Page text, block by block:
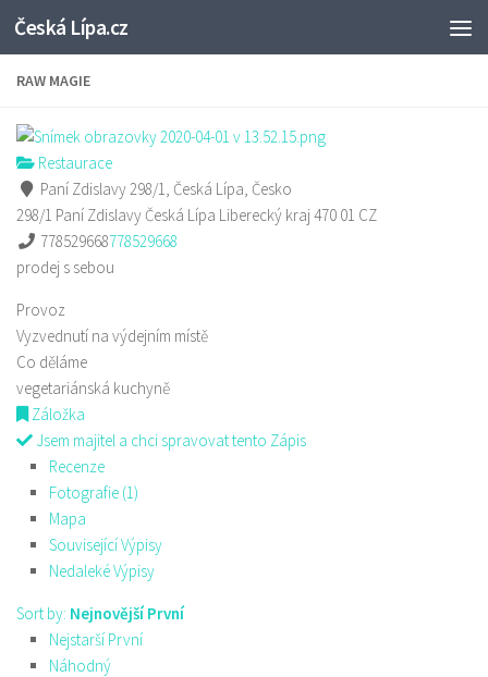
Skip to content
Česká Lípa.cz
RAW MAGIE
Restaurace
Paní Zdislavy 298/1, Česká Lípa, Česko
298/1 Paní Zdislavy Česká Lípa Liberecký kraj470 01 CZ
778529668778529668
prodej s sebou
Provoz
Vyzvednutí na výdejním místě
Co děláme
vegetariánská kuchyně
Záložka
Jsem majitel a chci spravovat tento Zápis
Recenze
Fotografie (1)
Mapa
Související Výpisy
Nedaleké Výpisy
Sort by: Nejnovější První
Nejstarší První
Náhodný